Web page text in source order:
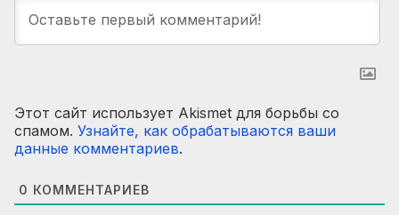
Этот сайт использует Akismet для борьбы со
спамом. Узнайте, как обрабатываются ваши
данные комментариев.
0 КОММЕНТАРИЕВ